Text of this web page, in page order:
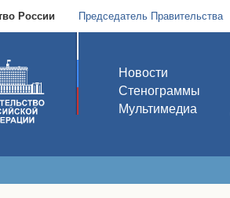
России Председатель Правительства
Новости
Стенограммы
Мультимедиа